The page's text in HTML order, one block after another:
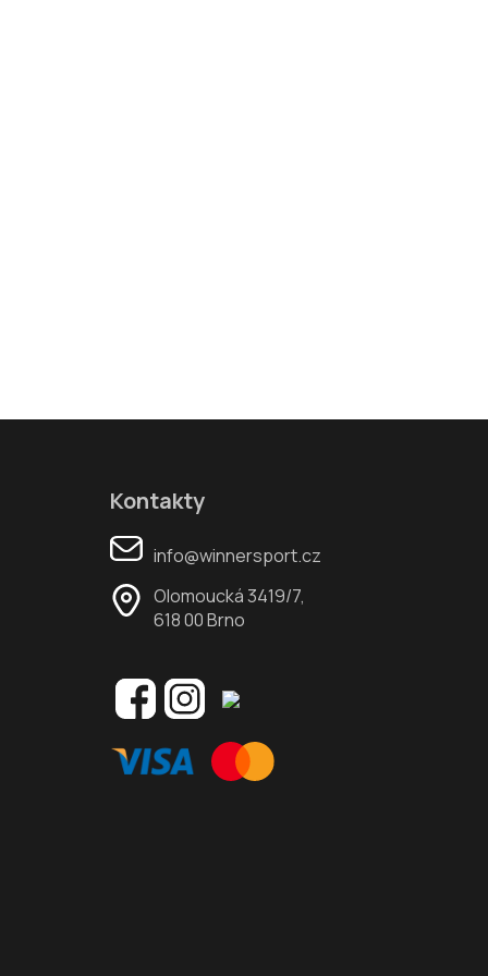
Kontakty
info@winnersport.cz
Olomoucká 3419/7,
618 00 Brno